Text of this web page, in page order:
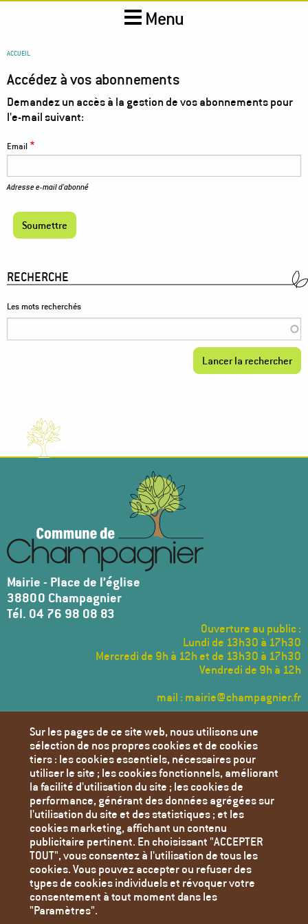
principal
Menu
You
here
ACCUEIL
Accédez à vos abonnements
Demandez un accès à la gestion de vos abonnements pour
l'e-mail suivant:
Email
Adresse e-mail d'abonné
RECHERCHE
Les mots recherchés
Mairie - Place de l’église
38800 Champagnier
Tél. 04 76 98 08 83
Ouverture au public :
Lundi de 13h30 à 17h30
Mercredi de 9h à 12h et de 13h30 à 17h30
Vendredi de 9h à 12h
mail : mairie@champagnier.fr
Menu
page
Annuaire des Associations
Transports
Déchèteries
Liens utiles
Agenda
Toutes les actualités
Contact
Mentions Légales
Sur les pages de ce site web, nous utilisons une
sélection de nos propres cookies et de cookies
tiers : les cookies essentiels, nécessaires pour
utiliser le site ; les cookies fonctionnels, améliorant
la facilité d'utilisation du site ; les cookies de
performance, générant des données agrégées sur
l'utilisation du site et des statistiques ; et les
cookies marketing, affichant un contenu
publicitaire pertinent. En choisissant "ACCEPTER
TOUT", vous consentez à l'utilisation de tous les
cookies. Vous pouvez accepter ou refuser des
types de cookies individuels et révoquer votre
consentement à tout moment dans les
"Paramètres".